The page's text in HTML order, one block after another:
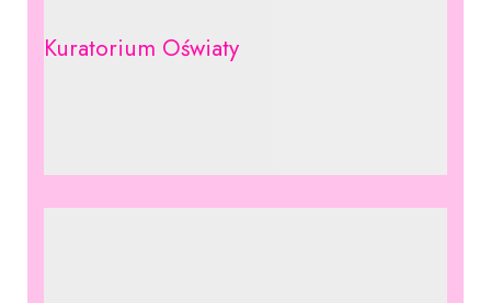
Kuratorium Oświaty